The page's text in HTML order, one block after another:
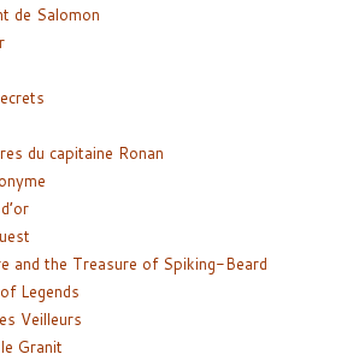
de Salomon
du capitaine Ronan
and the Treasure of Spiking-Beard
Legends
Veilleurs
Granit